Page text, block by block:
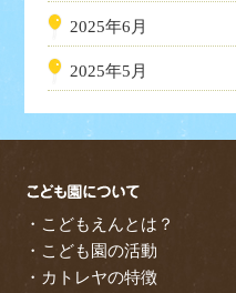
2025年6月
2025年5月
・こどもえんとは？
・こども園の活動
・カトレヤの特徴